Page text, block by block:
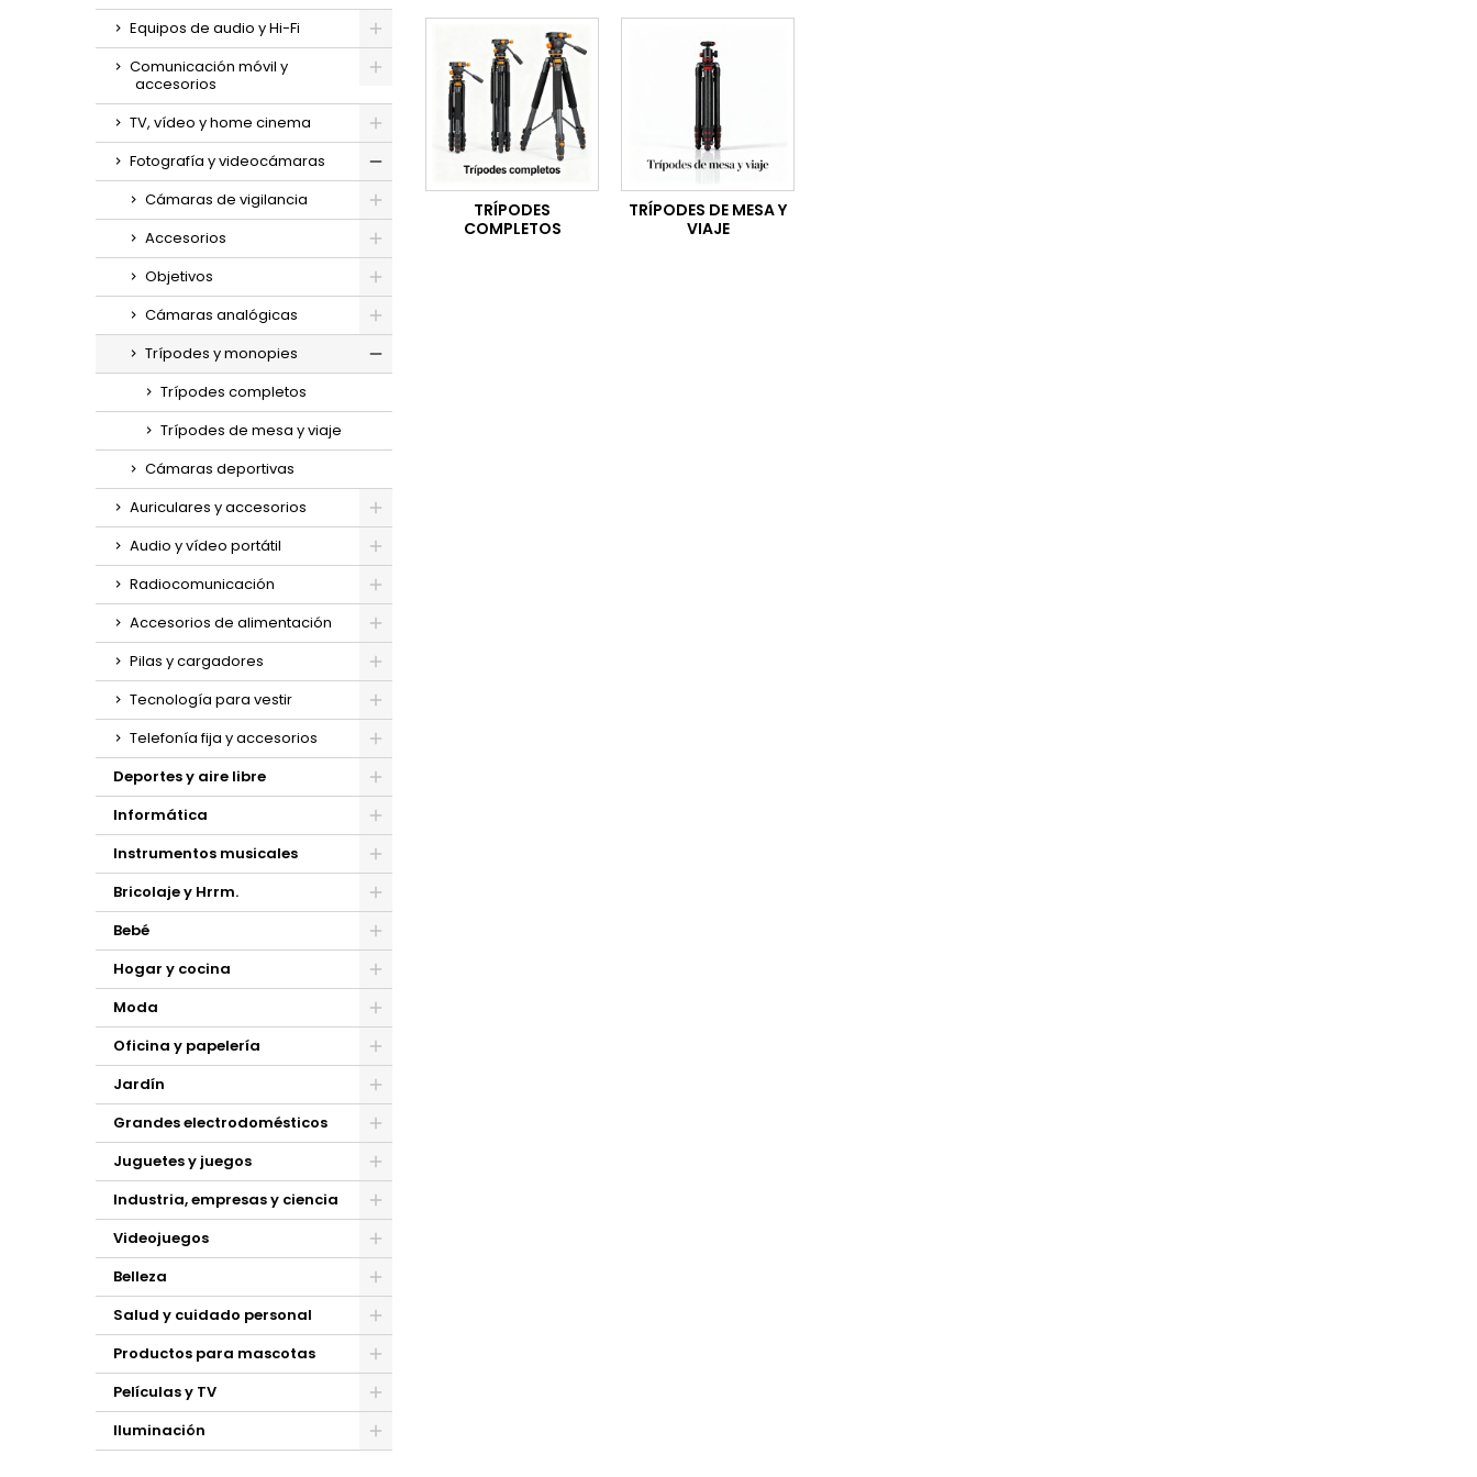
Equipos de audio y Hi-Fi
Comunicación móvil y
accesorios
TV, vídeo y home cinema
Fotografía y videocámaras
Cámaras de vigilancia
Accesorios
Objetivos
Cámaras analógicas
Trípodes y monopies
Trípodes completos
Trípodes de mesa y viaje
Cámaras deportivas
Auriculares y accesorios
Audio y vídeo portátil
Radiocomunicación
Accesorios de alimentación
Pilas y cargadores
Tecnología para vestir
Telefonía fija y accesorios
Deportes y aire libre
Informática
Instrumentos musicales
Bricolaje y Hrrm.
Bebé
Hogar y cocina
Moda
Oficina y papelería
Jardín
Grandes electrodomésticos
Juguetes y juegos
Industria, empresas y ciencia
Videojuegos
Belleza
Salud y cuidado personal
Productos para mascotas
Películas y TV
Iluminación
TRÍPODES
COMPLETOS
TRÍPODES DE MESA Y
VIAJE